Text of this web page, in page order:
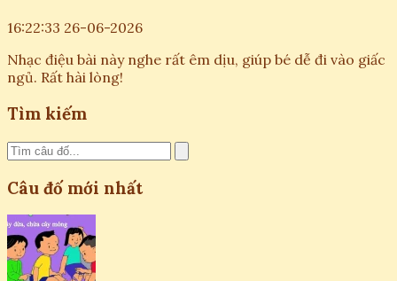
16:22:33 26-06-2026
Nhạc điệu bài này nghe rất êm dịu, giúp bé dễ đi vào giấc
ngủ. Rất hài lòng!
Tìm kiếm
Câu đố mới nhất